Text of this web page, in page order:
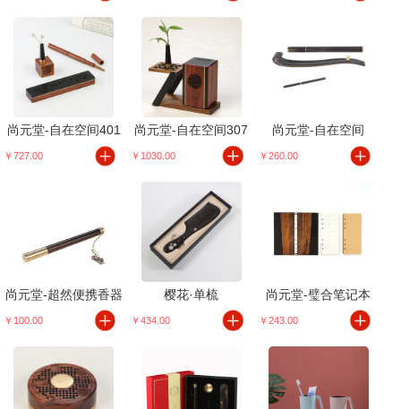
尚元堂-自在空间401
￥727.00
尚元堂-自在空间307
￥1030.00
尚元堂-自在空间
￥260.00
尚元堂-超然便携香器
￥100.00
樱花·单梳
￥434.00
尚元堂-璧合笔记本
￥243.00